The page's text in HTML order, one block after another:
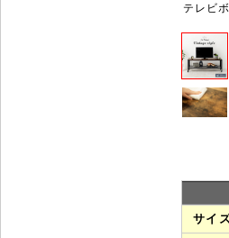
テレビ
サイ